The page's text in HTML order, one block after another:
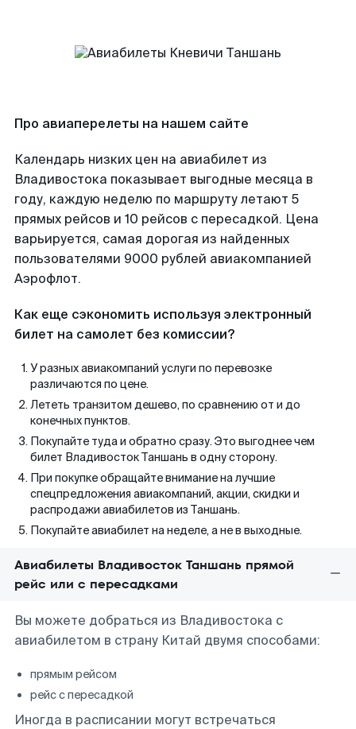
Про авиаперелеты на нашем сайте
Календарь низких цен на авиабилет из
Владивостока показывает выгодные месяца в
году, каждую неделю по маршруту летают 5
прямых рейсов и 10 рейсов с пересадкой. Цена
варьируется, самая дорогая из найденных
пользователями 9000 рублей авиакомпанией
Аэрофлот.
Как еще сэкономить используя электронный
билет на самолет без комиссии?
У разных авиакомпаний услуги по перевозке
различаются по цене.
Лететь транзитом дешево, по сравнению от и до
конечных пунктов.
Покупайте туда и обратно сразу. Это выгоднее чем
билет Владивосток Таншань в одну сторону.
При покупке обращайте внимание на лучшие
спецпредложения авиакомпаний, акции, скидки и
распродажи авиабилетов из Таншань.
Покупайте авиабилет на неделе, а не в выходные.
Авиабилеты Владивосток Таншань прямой
рейс или с пересадками
Вы можете добраться из Владивостока с
авиабилетом в страну Китай двумя способами:
прямым рейсом
рейс с пересадкой
Иногда в расписании могут встречаться